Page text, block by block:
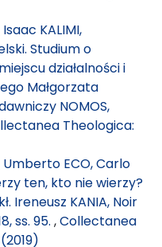
Isaac KALIMI,
Studium o
działalności i
Małgorzata
NOMOS,
Theologica:
Umberto ECO, Carlo
ten, kto nie wierzy?
Ireneusz KANIA, Noir
ss. 95. ,Collectanea